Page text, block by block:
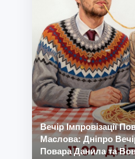
Вечір Імпровізації
Маслова: Дніпро
Повара Данила та